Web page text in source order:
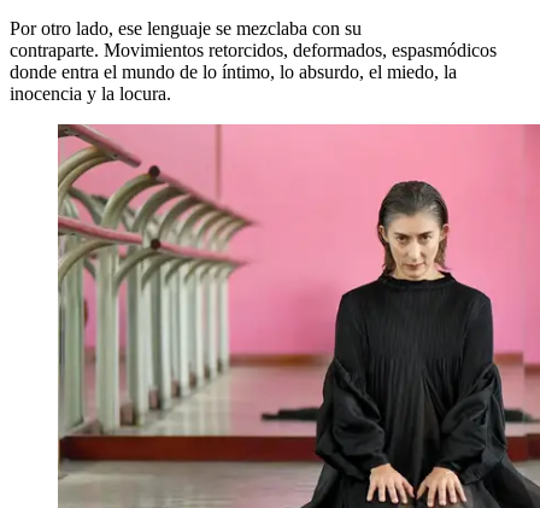
Por otro lado, ese lenguaje se mezclaba con su
contraparte. Movimientos retorcidos, deformados, espasmódicos
donde entra el mundo de lo íntimo, lo absurdo, el miedo, la
inocencia y la locura.